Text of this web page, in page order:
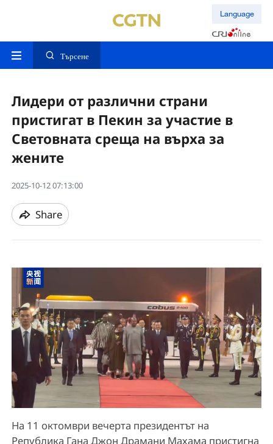
Language
Търсене
Лидери от различни страни
пристигат в Пекин за участие в
Световната среща на върха за
жените
2025-10-12 07:13:00
Share
На 11 октомври вечерта президентът на
Република Гана Джон Драмани Махама пристигна